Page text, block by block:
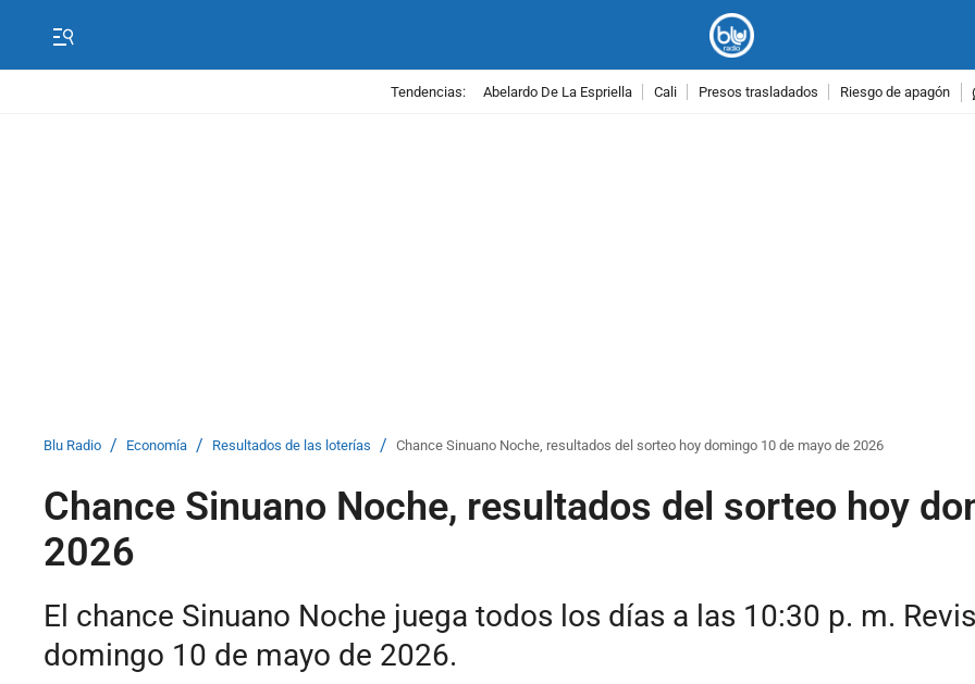
Tendencias: Abelardo De La Espriella Cali Presos trasladados Riesgo de apagón
Blu Radio / Economía / Resultados de las loterías / Chance Sinuano Noche, resultados del sorteo hoy domingo 10 de mayo de 2026
Chance Sinuano Noche, resultados del sorteo hoy
2026
El chance Sinuano Noche juega todos los días a las 10:30 p. m.
domingo 10 de mayo de 2026.